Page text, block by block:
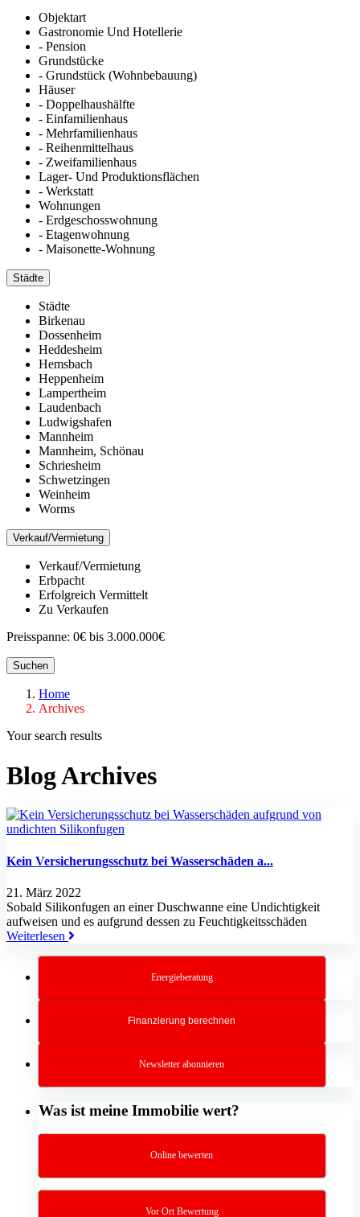
Objektart
Gastronomie Und Hotellerie
- Pension
Grundstücke
- Grundstück (Wohnbebauung)
Häuser
- Doppelhaushälfte
- Einfamilienhaus
- Mehrfamilienhaus
- Reihenmittelhaus
- Zweifamilienhaus
Lager- Und Produktionsflächen
- Werkstatt
Wohnungen
- Erdgeschosswohnung
- Etagenwohnung
- Maisonette-Wohnung
Städte
Städte
Birkenau
Dossenheim
Heddesheim
Hemsbach
Heppenheim
Lampertheim
Laudenbach
Ludwigshafen
Mannheim
Mannheim, Schönau
Schriesheim
Schwetzingen
Weinheim
Worms
Verkauf/Vermietung
Verkauf/Vermietung
Erbpacht
Erfolgreich Vermittelt
Zu Verkaufen
Preisspanne: 0€ bis 3.000.000€
Suchen
Home
Archives
Your search results
Blog Archives
Kein Versicherungsschutz bei Wasserschäden a...
21. März 2022
Sobald Silikonfugen an einer Duschwanne eine Undichtigkeit
aufweisen und es aufgrund dessen zu Feuchtigkeitsschäden
Weiterlesen
Energieberatung
Finanzierung berechnen
Newsletter abonnieren
Was ist meine Immobilie wert?
Online bewerten
Vor Ort Bewertung